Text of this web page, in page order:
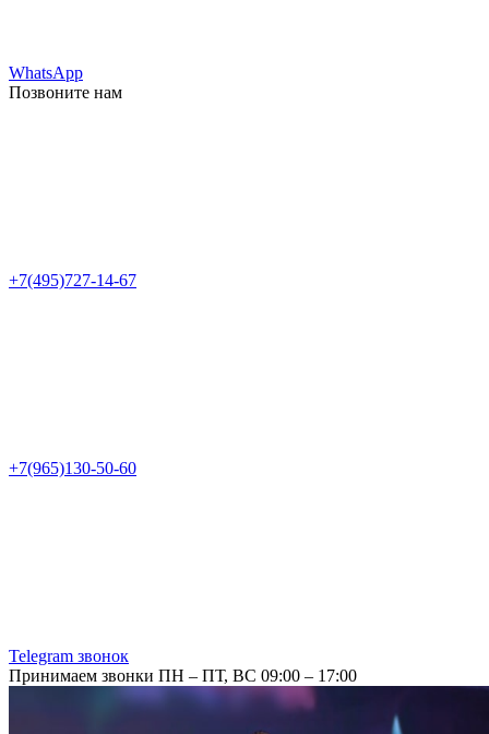
WhatsApp
Позвоните нам
+7(495)727-14-67
+7(965)130-50-60
Telegram звонок
Принимаем звонки ПН – ПТ, ВС 09:00 – 17:00